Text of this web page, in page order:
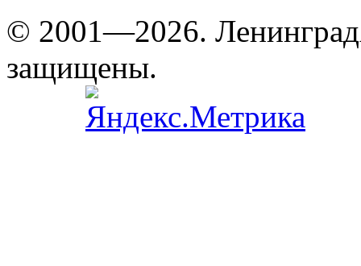
© 2001—2026.
защищены.